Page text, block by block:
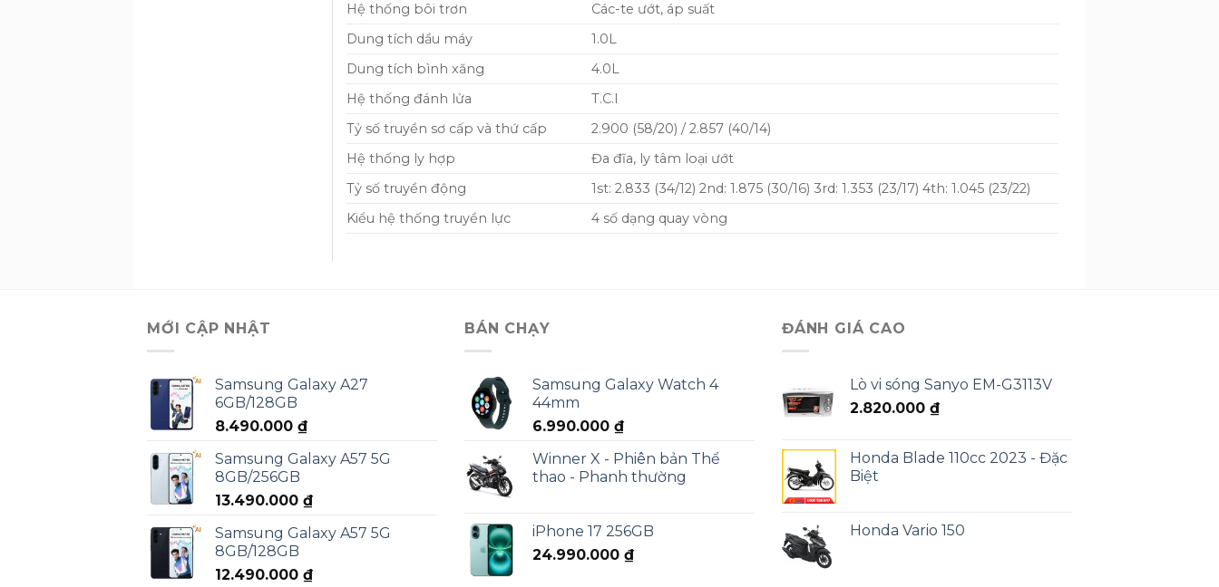
Hệ thống bôi trơn
Các-te ướt, áp suất
Dung tích dầu máy
1.0L
Dung tích bình xăng
4.0L
Hệ thống đánh lửa
T.C.I
Tỷ số truyền sơ cấp và thứ cấp
2.900 (58/20) / 2.857 (40/14)
Hệ thống ly hợp
Đa đĩa, ly tâm loại ướt
Tỷ số truyền động
1st: 2.833 (34/12) 2nd: 1.875 (30/16) 3rd: 1.353 (23/17) 4th: 1.045 (23/22)
Kiểu hệ thống truyền lực
4 số dạng quay vòng
MỚI CẬP NHẬT
Samsung Galaxy A27
6GB/128GB
8.490.000 ₫
Samsung Galaxy A57 5G
8GB/256GB
13.490.000 ₫
Samsung Galaxy A57 5G
8GB/128GB
12.490.000 ₫
BÁN CHẠY
Samsung Galaxy Watch 4
44mm
6.990.000 ₫
Winner X - Phiên bản Thể
thao - Phanh thường
iPhone 17 256GB
24.990.000 ₫
ĐÁNH GIÁ CAO
Lò vi sóng Sanyo EM-G3113V
2.820.000 ₫
Honda Blade 110cc 2023 - Đặc
Biệt
Honda Vario 150